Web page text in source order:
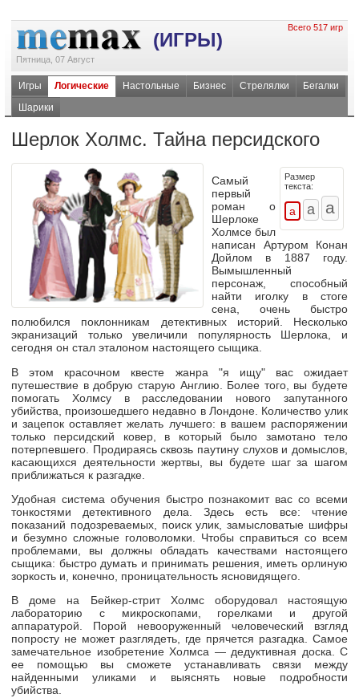
(ИГРЫ)
Пятница, 07 Август
Всего 517 игр
Игры Логические Настольные Бизнес Стрелялки
Бегалки
Шарики
Шерлок Холмс. Тайна персидского
Размер
текста:
Самый
первый
роман о
Шерлоке
Холмсе был
написан Артуром Конан
Дойлом в 1887 году.
Вымышленный
персонаж, способный
найти иголку в стоге
сена, очень быстро
полюбился поклонникам детективных историй. Несколько
экранизаций только увеличили популярность Шерлока, и
сегодня он стал эталоном настоящего сыщика.
В этом красочном квесте жанра "я ищу" вас ожидает
путешествие в добрую старую Англию. Более того, вы будете
помогать Холмсу в расследовании нового запутанного
убийства, произошедшего недавно в Лондоне. Количество улик
и зацепок оставляет желать лучшего: в вашем распоряжении
только персидский ковер, в который было замотано тело
потерпевшего. Продираясь сквозь паутину слухов и домыслов,
касающихся деятельности жертвы, вы будете шаг за шагом
приближаться к разгадке.
Удобная система обучения быстро познакомит вас со всеми
тонкостями детективного дела. Здесь есть все: чтение
показаний подозреваемых, поиск улик, замысловатые шифры
и безумно сложные головоломки. Чтобы справиться со всем
проблемами, вы должны обладать качествами настоящего
сыщика: быстро думать и принимать решения, иметь орлиную
зоркость и, конечно, проницательность ясновидящего.
В доме на Бейкер-стритХолмс оборудовал настоящую
лабораторию с микроскопами, горелками и другой
аппаратурой. Порой невооруженный человеческий взгляд
попросту не может разглядеть, где прячется разгадка. Самое
замечательное изобретение Холмса — дедуктивная доска. С
ее помощью вы сможете устанавливать связи между
найденными уликами и выяснять новые подробности
убийства.